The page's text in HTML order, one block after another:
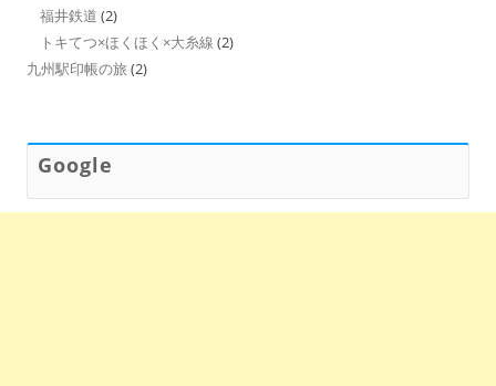
福井鉄道 (2)
トキてつ×ほくほく×大糸線 (2)
九州駅印帳の旅 (2)
Google